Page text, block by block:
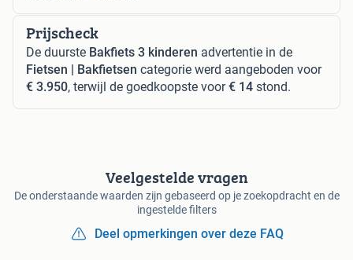
Prijscheck
De duurste Bakfiets 3 kinderen advertentie in de
Fietsen | Bakfietsen categorie werd aangeboden voor
€ 3.950, terwijl de goedkoopste voor€ 14 stond.
Veelgestelde vragen
De onderstaande waarden zijn gebaseerd op je zoekopdracht en de
ingestelde filters
Deel opmerkingen over deze FAQ